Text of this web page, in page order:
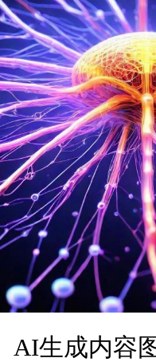
AI生成内容